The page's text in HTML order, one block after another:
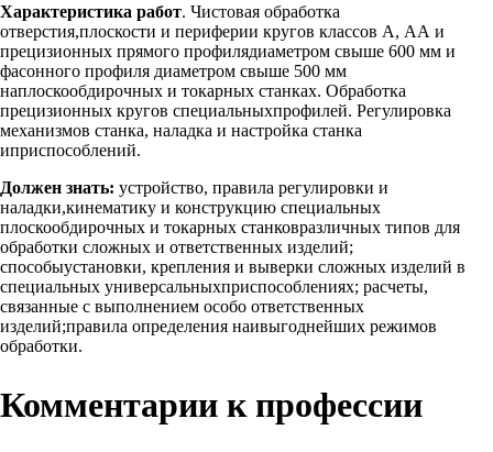
Характеристика работ. Чистовая обработка
отверстия,плоскости и периферии кругов классов А, АА и
прецизионных прямого профилядиаметром свыше 600 мм и
фасонного профиля диаметром свыше 500 мм
наплоскообдирочных и токарных станках. Обработка
прецизионных кругов специальныхпрофилей. Регулировка
механизмов станка, наладка и настройка станка
иприспособлений.
Должен знать: устройство, правила регулировки и
наладки,кинематику и конструкцию специальных
плоскообдирочных и токарных станковразличных типов для
обработки сложных и ответственных изделий;
способыустановки, крепления и выверки сложных изделий в
специальных универсальныхприспособлениях; расчеты,
связанные с выполнением особо ответственных
изделий;правила определения наивыгоднейших режимов
обработки.
Комментарии к профессии